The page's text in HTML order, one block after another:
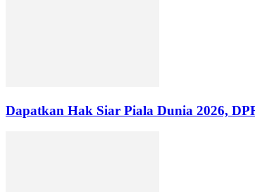
Dapatkan Hak Siar Piala Dunia 2026,